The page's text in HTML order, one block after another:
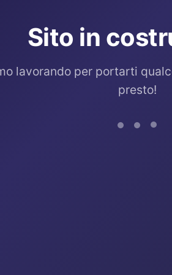
Sito in
lavorando per portarti
presto!